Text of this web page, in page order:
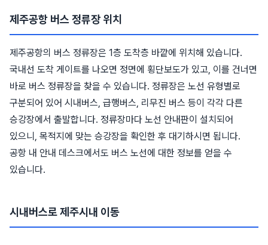
제주공항 버스 정류장 위치
제주공항의 버스 정류장은 1층 도착층 바깥에 위치해 있습니다.
국내선 도착 게이트를 나오면 정면에 횡단보도가 있고, 이를 건너면
바로 버스 정류장을 찾을 수 있습니다. 정류장은 노선 유형별로
구분되어 있어 시내버스, 급행버스, 리무진 버스 등이 각각 다른
승강장에서 출발합니다. 정류장마다 노선 안내판이 설치되어
있으니, 목적지에 맞는 승강장을 확인한 후 대기하시면 됩니다.
공항 내 안내 데스크에서도 버스 노선에 대한 정보를 얻을 수
있습니다.
시내버스로 제주시내 이동